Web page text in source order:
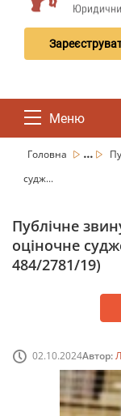
Меню
Головна ...
судж...
Публічне
оціночне
484/2781/19)
02.10.2024Автор: